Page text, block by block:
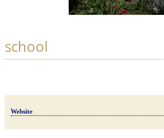
school
Website